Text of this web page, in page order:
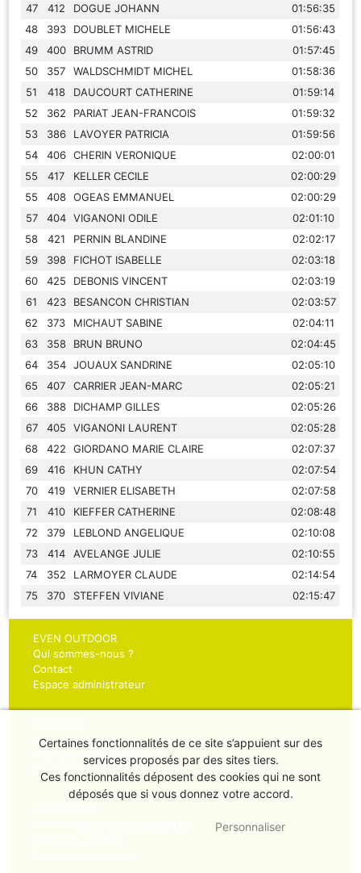
47
412 DOGUE JOHANN
01:56:35
48
393 DOUBLET MICHELE
01:56:43
49
400 BRUMM ASTRID
01:57:45
50
357 WALDSCHMIDT MICHEL
01:58:36
51
418 DAUCOURT CATHERINE
01:59:14
52
362 PARIAT JEAN-FRANCOIS
01:59:32
53
386 LAVOYER PATRICIA
01:59:56
54
406 CHERIN VERONIQUE
02:00:01
55
417 KELLER CECILE
02:00:29
55
408 OGEAS EMMANUEL
02:00:29
57
404 VIGANONI ODILE
02:01:10
58
421 PERNIN BLANDINE
02:02:17
59
398 FICHOT ISABELLE
02:03:18
60
425 DEBONIS VINCENT
02:03:19
61
423 BESANCON CHRISTIAN
02:03:57
62
373 MICHAUT SABINE
02:04:11
63
358 BRUN BRUNO
02:04:45
64
354 JOUAUX SANDRINE
02:05:10
65
407 CARRIER JEAN-MARC
02:05:21
66
388 DICHAMP GILLES
02:05:26
67
405 VIGANONI LAURENT
02:05:28
68
422 GIORDANO MARIE CLAIRE
02:07:37
69
416 KHUN CATHY
02:07:54
70
419 VERNIER ELISABETH
02:07:58
71
410 KIEFFER CATHERINE
02:08:48
72
379 LEBLOND ANGELIQUE
02:10:08
73
414 AVELANGE JULIE
02:10:55
74
352 LARMOYER CLAUDE
02:14:54
75
370 STEFFEN VIVIANE 02:15:47
EVEN OUTDOOR
Qui sommes-nous ?
Contact
Espace administrateur
Inscriptions sportifs
Inscriptions organisateurs
Chronométrage
Certaines fonctionnalités de ce site s’appuient sur des
services proposés par des sites tiers.
Ces fonctionnalités déposent des cookies qui ne sont
déposés que si vous donnez votre accord.
Personnaliser